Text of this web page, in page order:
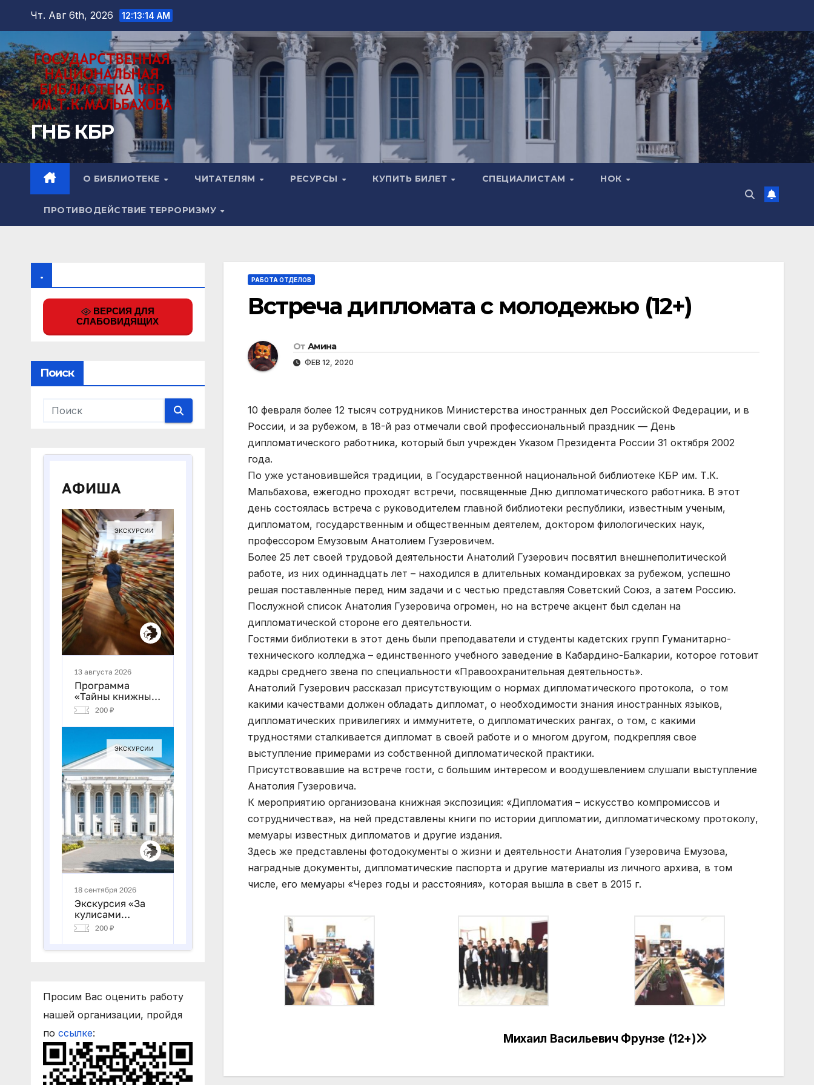
Перейти
содержимому
Чт. Авг 6th, 2026 12:13:15 AM
ГНБ КБР
О БИБЛИОТЕКЕ ЧИТАТЕЛЯМ РЕСУРСЫ КУПИТЬ БИЛЕТ СПЕЦИАЛИСТАМ НОК
ПРОТИВОДЕЙСТВИЕ ТЕРРОРИЗМУ
.
ВЕРСИЯ ДЛЯ
СЛАБОВИДЯЩИХ
Поиск
Просим Вас оценить работу
нашей организации, пройдя
по ссылке:
РАБОТА ОТДЕЛОВ
Встреча дипломата с молодежью (12+)
От Амина
ФЕВ 12, 2020
10 февраля более 12 тысяч сотрудников Министерства иностранных дел Российской Федерации, и в
России, и за рубежом, в 18-й раз отмечали свой профессиональный праздник — День
дипломатического работника, который был учрежден Указом Президента России 31 октября 2002
года.
По уже установившейся традиции, в Государственной национальной библиотеке КБР им. Т.К.
Мальбахова, ежегодно проходят встречи, посвященные Дню дипломатического работника. В этот
день состоялась встреча с руководителем главной библиотеки республики, известным ученым,
дипломатом, государственным и общественным деятелем, доктором филологических наук,
профессором Емузовым Анатолием Гузеровичем.
Более 25 лет своей трудовой деятельности Анатолий Гузерович посвятил внешнеполитической
работе, из них одиннадцать лет – находился в длительных командировках за рубежом, успешно
решая поставленные перед ним задачи и с честью представляя Советский Союз, а затем Россию.
Послужной список Анатолия Гузеровича огромен, но на встрече акцент был сделан на
дипломатической стороне его деятельности.
Гостями библиотеки в этот день были преподаватели и студенты кадетских групп Гуманитарно-
технического колледжа – единственного учебного заведение в Кабардино-Балкарии, которое готовит
кадры среднего звена по специальности «Правоохранительная деятельность».
Анатолий Гузерович рассказал присутствующим о нормах дипломатического протокола, о том
какими качествами должен обладать дипломат, о необходимости знания иностранных языков,
дипломатических привилегиях и иммунитете, о дипломатических рангах, о том, с какими
трудностями сталкивается дипломат в своей работе и о многом другом, подкрепляя свое
выступление примерами из собственной дипломатической практики.
Присутствовавшие на встрече гости, с большим интересом и воодушевлением слушали выступление
Анатолия Гузеровича.
К мероприятию организована книжная экспозиция: «Дипломатия – искусство компромиссов и
сотрудничества», на ней представлены книги по истории дипломатии, дипломатическому протоколу,
мемуары известных дипломатов и другие издания.
Здесь же представлены фотодокументы о жизни и деятельности Анатолия Гузеровича Емузова,
наградные документы, дипломатические паспорта и другие материалы из личного архива, в том
числе, его мемуары «Через годы и расстояния», которая вышла в свет в 2015 г.
Михаил Васильевич Фрунзе (12+)